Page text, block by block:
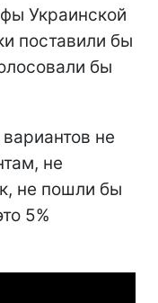
Украинской
поставили бы
бы
не
не
не пошли бы
5%